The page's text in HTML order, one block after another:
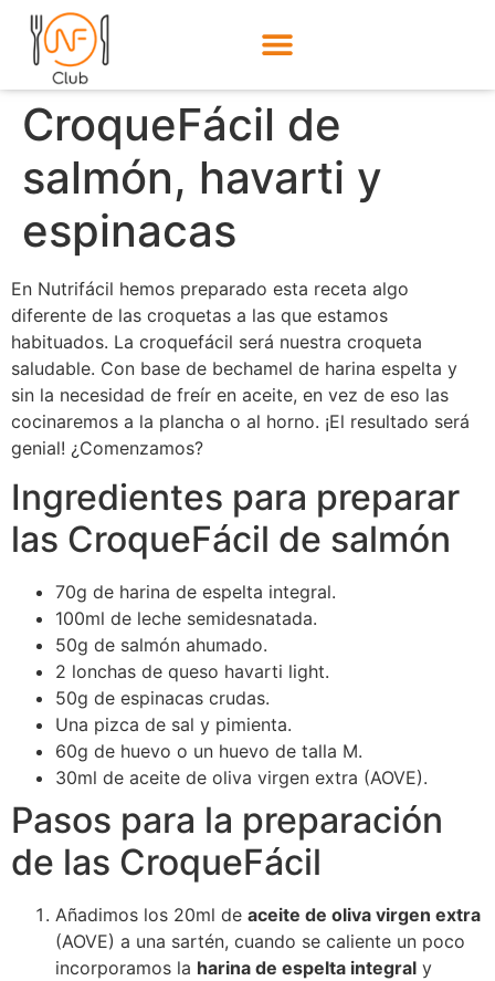
CroqueFácil de
salmón, havarti y
espinacas
En Nutrifácil hemos preparado esta receta algo
diferente de las croquetas a las que estamos
habituados. La croquefácil será nuestra croqueta
saludable. Con base de bechamel de harina espelta y
sin la necesidad de freír en aceite, en vez de eso las
cocinaremos a la plancha o al horno. ¡El resultado será
genial! ¿Comenzamos?
Ingredientes para preparar
las CroqueFácil de salmón
70g de harina de espelta integral.
100ml de leche semidesnatada.
50g de salmón ahumado.
2 lonchas de queso havarti light.
50g de espinacas crudas.
Una pizca de sal y pimienta.
60g de huevo o un huevo de talla M.
30ml de aceite de oliva virgen extra (AOVE).
Pasos para la preparación
de las CroqueFácil
Añadimos los 20ml de aceite de oliva virgen extra
(AOVE) a una sartén, cuando se caliente un poco
incorporamos la harina de espelta integral y